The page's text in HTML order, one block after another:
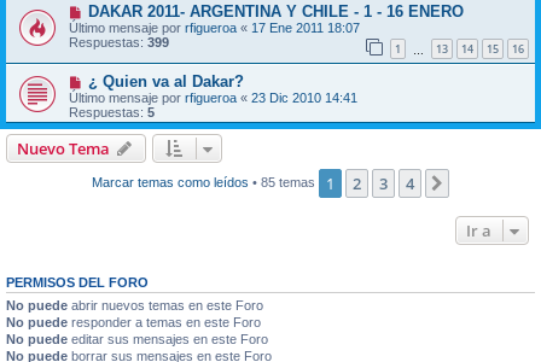
DAKAR 2011- ARGENTINA Y CHILE - 1 - 16 ENERO
Último mensaje por rfigueroa « 17 Ene 2011 18:07
Respuestas: 399 1 13 14 15 16
¿ Quien va al Dakar?
Último mensaje por rfigueroa « 23 Dic 2010 14:41
Respuestas: 5
Nuevo Tema
Marcar temas como leídos • 85 temas 1 2 3 4
Ir a
PERMISOS DEL FORO
No puede abrir nuevos temas en este Foro
No puede responder a temas en este Foro
No puede editar sus mensajes en este Foro
No puede borrar sus mensajes en este Foro